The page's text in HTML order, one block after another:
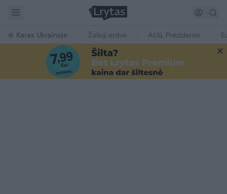
Karas Ukrainoje Žalioji erdvė Ačiū, Prezidente